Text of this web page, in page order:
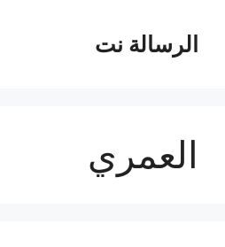
المحتوىالرسالة نت
العمري